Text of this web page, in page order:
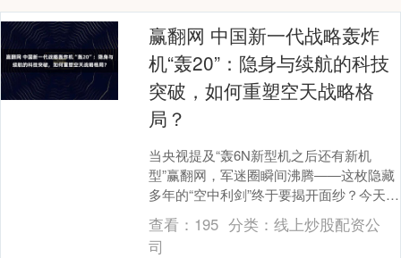
赢翻网 中国新一代战略轰炸
机“轰20”：隐身与续航的科技
突破，如何重塑空天战略格
局？
当央视提及“轰6N新型机之后还有新机
型”赢翻网，军迷圈瞬间沸腾——这枚隐藏
多年的“空中利剑”终于要揭开面纱？今天，
我们深度解码轰20的七大核心突破，带你
走进这场....
查看： 195 分类： 线上炒股配资公
司